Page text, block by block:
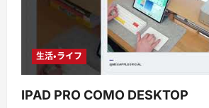
生活・ライフ
IPAD PRO COMO DESKTOP